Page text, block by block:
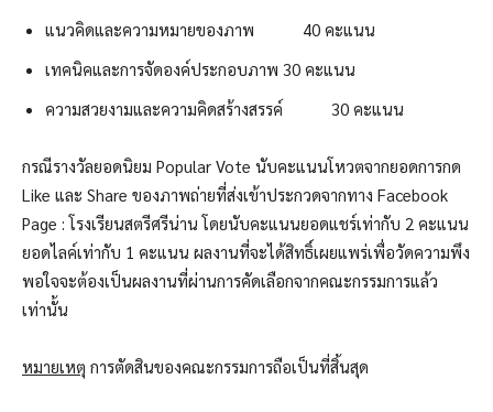
แนวคิดและความหมายของภาพ 40 คะแนน
เทคนิคและการจัดองค์ประกอบภาพ 30 คะแนน
ความสวยงามและความคิดสร้างสรรค์ 30 คะแนน
กรณีรางวัลยอดนิยม Popular Vote นับคะแนนโหวตจากยอดการกด
Like และ Share ของภาพถ่ายที่ส่งเข้าประกวดจากทาง Facebook
Page : โรงเรียนสตรีศรีน่าน โดยนับคะแนนยอดแชร์เท่ากับ 2 คะแนน
ยอดไลค์เท่ากับ 1 คะแนน ผลงานที่จะได้สิทธิ์เผยแพร่เพื่อวัดความพึง
พอใจจะต้องเป็นผลงานที่ผ่านการคัดเลือกจากคณะกรรมการแล้ว
เท่านั้น
หมายเหตุ การตัดสินของคณะกรรมการถือเป็นที่สิ้นสุด